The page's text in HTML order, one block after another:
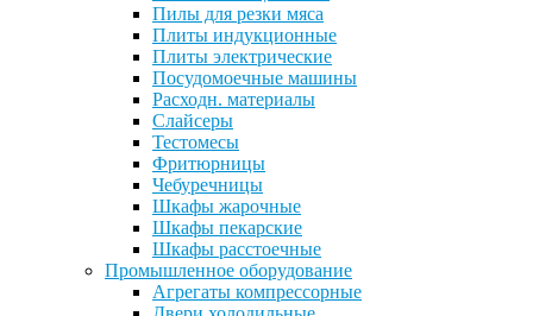
Пилы для резки мяса
Плиты индукционные
Плиты электрические
Посудомоечные машины
Расходн. материалы
Слайсеры
Тестомесы
Фритюрницы
Чебуречницы
Шкафы жарочные
Шкафы пекарские
Шкафы расстоечные
Промышленное оборудование
Агрегаты компрессорные